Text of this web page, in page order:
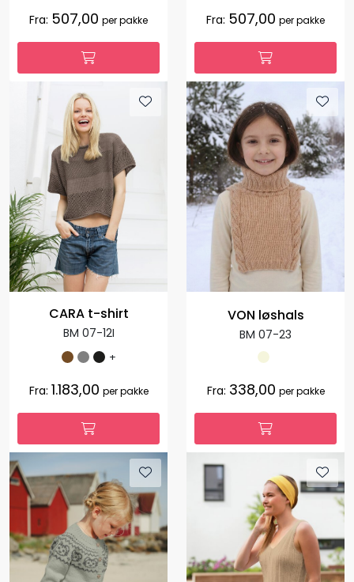
Fra: 507,00 per pakke Fra: 507,00 per pakke
CARA t-shirt
BM 07-12I
+
Fra: 1.183,00 per pakke
VON løshals
BM 07-23
Fra: 338,00 per pakke